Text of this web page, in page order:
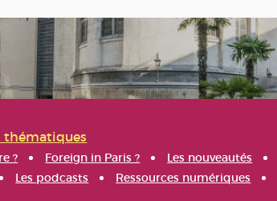
thématiques
? Foreign in Paris ? Les nouveautés
Les podcasts Ressources numériques